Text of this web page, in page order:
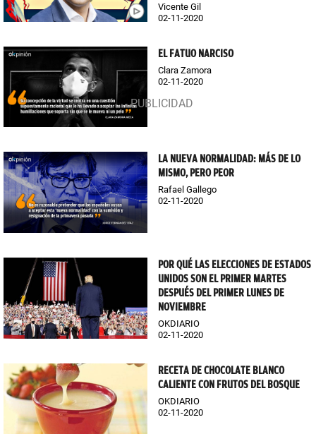
Vicente Gil
02-11-2020
EL FATUO NARCISO
Clara Zamora
02-11-2020
LA NUEVA NORMALIDAD: MÁS DE LO
MISMO, PERO PEOR
Rafael Gallego
02-11-2020
POR QUÉ LAS ELECCIONES DE ESTADOS
UNIDOS SON EL PRIMER MARTES
DESPUÉS DEL PRIMER LUNES DE
NOVIEMBRE
OKDIARIO
02-11-2020
RECETA DE CHOCOLATE BLANCO
CALIENTE CON FRUTOS DEL BOSQUE
OKDIARIO
02-11-2020